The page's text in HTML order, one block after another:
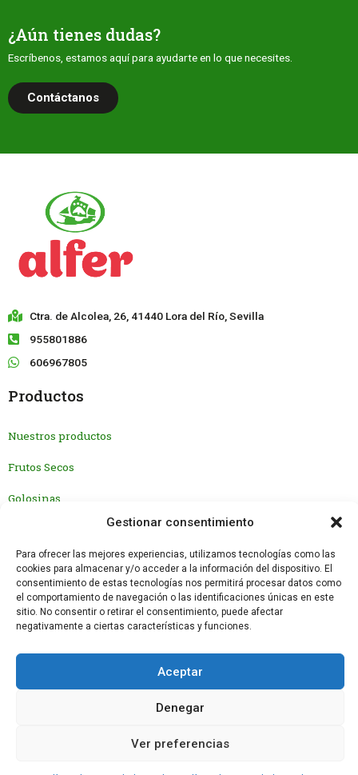
Gestionar consentimiento
Para ofrecer las mejores experiencias, utilizamos tecnologías como las
cookies para almacenar y/o acceder a la información del dispositivo. El
consentimiento de estas tecnologías nos permitirá procesar datos como
el comportamiento de navegación o las identificaciones únicas en este
sitio. No consentir o retirar el consentimiento, puede afectar
negativamente a ciertas características y funciones.
Aceptar
Denegar
Ver preferencias
¿Aún tienes dudas?
Escríbenos, estamos aquí para ayudarte en lo que necesites.
Contáctanos
Ctra. de Alcolea, 26, 41440 Lora del Río, Sevilla
955801886
606967805
Productos
Nuestros productos
Frutos Secos
Golosinas
Nuestra historia
¿Por qué Alfer?
© 2025 ALFER FRUTOS SECOS All Rights Reserved
I
n
F
a